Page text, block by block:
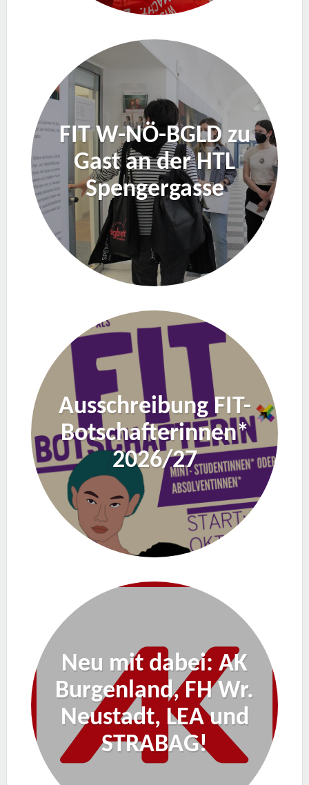
FIT W-NÖ-BGLD zu
Gast an der HTL
Spengergasse
Ausschreibung FIT-
Botschafterinnen*
2026/27
Neu mit dabei: AK
Burgenland, FH Wr.
Neustadt, LEA und
STRABAG!